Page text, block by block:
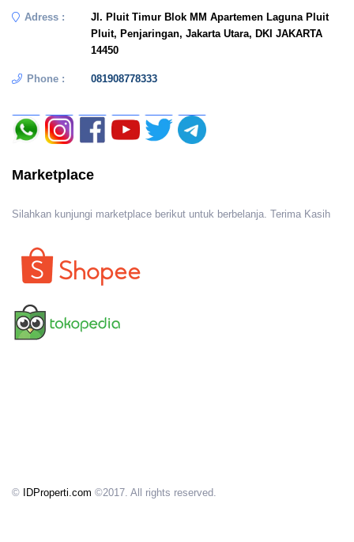
Adress :
Jl. Pluit Timur Blok MM Apartemen Laguna Pluit
Pluit, Penjaringan, Jakarta Utara, DKI JAKARTA
14450
Phone : 081908778333
Marketplace
Silahkan kunjungi marketplace berikut untuk berbelanja. Terima Kasih
© IDProperti.com ©2017. All rights reserved.